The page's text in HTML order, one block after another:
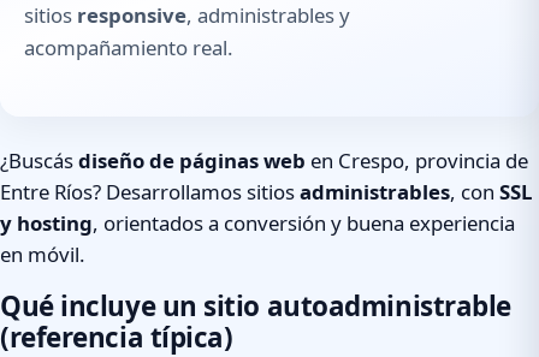
sitios responsive, administrables y
acompañamiento real.
¿Buscásdiseño de páginas web en Crespo, provincia de
Entre Ríos? Desarrollamos sitiosadministrables, con SSL
y hosting, orientados a conversión y buena experiencia
en móvil.
Qué incluye un sitio autoadministrable
(referencia típica)